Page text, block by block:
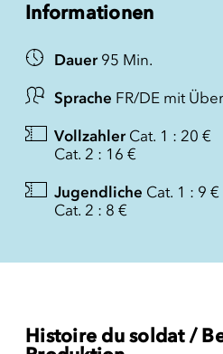
Informationen
Dauer 95 Min.
Sprache FR/DE mit
Vollzahler Cat. 1 : 20 €
Cat. 2 : 16 €
Jugendliche Cat. 1 : 9 €
Cat. 2 : 8 €
Histoire du soldat /